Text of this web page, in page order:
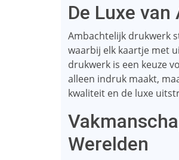
De Luxe
Ambachtelijk drukwerk
waarbij elk kaartje met
drukwerk is een keuze
alleen indruk maakt,
kwaliteit en de luxe
Werelden